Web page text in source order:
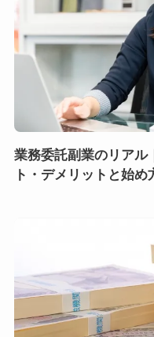
業務委託副業のリアル
ト・デメリットと始め